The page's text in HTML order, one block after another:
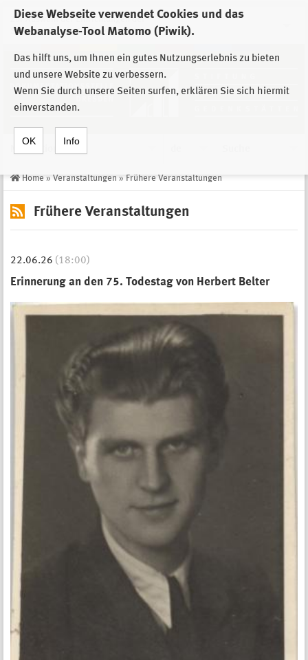
Diese Webseite verwendet Cookies und das
Webanalyse-Tool Matomo (Piwik).
Das hilft uns, um Ihnen ein gutes Nutzungserlebnis zu bieten
und unsere Website zu verbessern.
Wenn Sie durch unsere Seiten surfen, erklären Sie sich hiermit
einverstanden.
OK Info
Zur Auswahl der Einrichtungen der
Stiftung Sächsische Gedenkstätten
Home » Veranstaltungen » Frühere Veranstaltungen
Frühere Veranstaltungen
22.06.26 (18:00)
Erinnerung an den 75. Todestag von Herbert Belter